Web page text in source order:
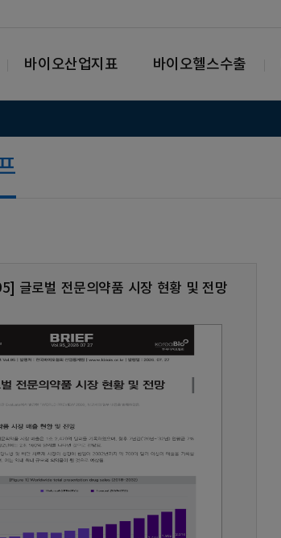
바이오산업지표 바이오헬스수출
글로벌 전문의약품 시장 현황 및 전망